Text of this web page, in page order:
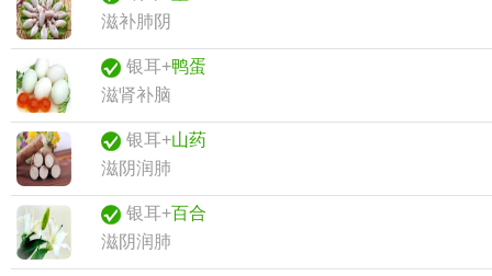
滋补肺阴
银耳+鸭蛋
滋肾补脑
银耳+山药
滋阴润肺
银耳+百合
滋阴润肺